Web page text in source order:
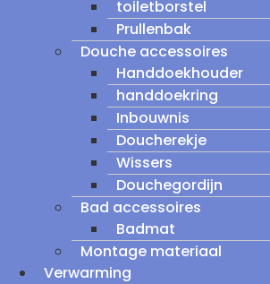
toiletborstel
Prullenbak
Douche accessoires
Handdoekhouder
handdoekring
Inbouwnis
Doucherekje
Wissers
Douchegordijn
Bad accessoires
Badmat
Montage materiaal
Verwarming